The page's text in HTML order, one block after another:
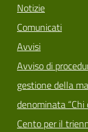
Notizie
Comunicati
Avvisi
Avviso di
gestione della
denominata “Chi
Cento per il